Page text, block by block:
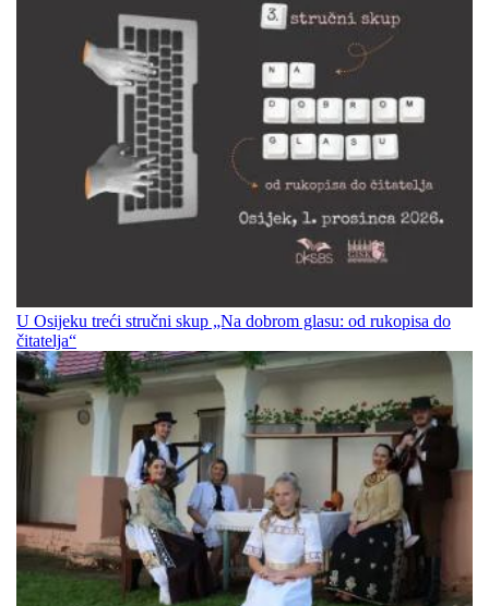
U Osijeku treći stručni skup „Na dobrom glasu: od rukopisa do
čitatelja“